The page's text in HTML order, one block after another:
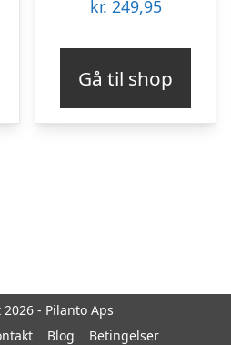
kr. 249,95
Gå til shop
- Pilanto Aps
Blog Betingelser